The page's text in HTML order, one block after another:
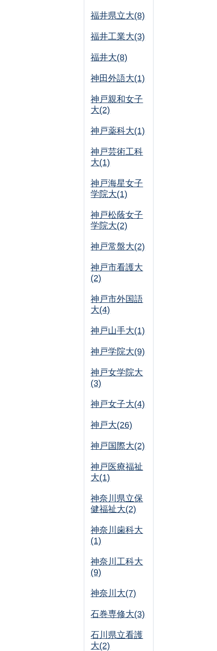
福井県立大(8)
福井工業大(3)
福井大(8)
神田外語大(1)
神戸親和女子
大(2)
神戸薬科大(1)
神戸芸術工科
大(1)
神戸海星女子
学院大(1)
神戸松蔭女子
学院大(2)
神戸常盤大(2)
神戸市看護大
(2)
神戸市外国語
大(4)
神戸山手大(1)
神戸学院大(9)
神戸女学院大
(3)
神戸女子大(4)
神戸大(26)
神戸国際大(2)
神戸医療福祉
大(1)
神奈川県立保
健福祉大(2)
神奈川歯科大
(1)
神奈川工科大
(9)
神奈川大(7)
石巻専修大(3)
石川県立看護
大(2)